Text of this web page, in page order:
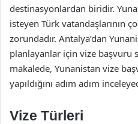
destinasyonlardan biridir.
isteyen Türk vatandaşlarının
zorundadır. Antalya’dan
planlayanlar için vize başvuru
makalede, Yunanistan vize
yapıldığını adım adım
Vize Türleri